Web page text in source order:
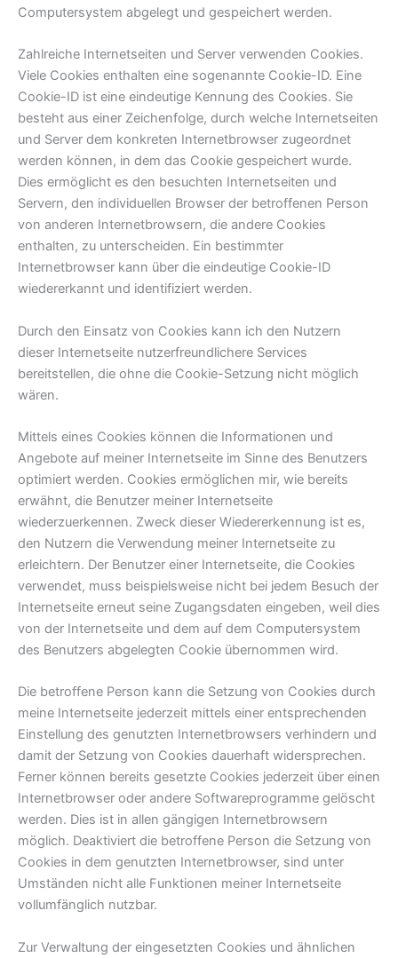
Computersystem abgelegt und gespeichert werden.
Zahlreiche Internetseiten und Server verwenden Cookies.
Viele Cookies enthalten eine sogenannte Cookie-ID. Eine
Cookie-ID ist eine eindeutige Kennung des Cookies. Sie
besteht aus einer Zeichenfolge, durch welche Internetseiten
und Server dem konkreten Internetbrowser zugeordnet
werden können, in dem das Cookie gespeichert wurde.
Dies ermöglicht es den besuchten Internetseiten und
Servern, den individuellen Browser der betroffenen Person
von anderen Internetbrowsern, die andere Cookies
enthalten, zu unterscheiden. Ein bestimmter
Internetbrowser kann über die eindeutige Cookie-ID
wiedererkannt und identifiziert werden.
Durch den Einsatz von Cookies kann ich den Nutzern
dieser Internetseite nutzerfreundlichere Services
bereitstellen, die ohne die Cookie-Setzung nicht möglich
wären.
Mittels eines Cookies können die Informationen und
Angebote auf meiner Internetseite im Sinne des Benutzers
optimiert werden. Cookies ermöglichen mir, wie bereits
erwähnt, die Benutzer meiner Internetseite
wiederzuerkennen. Zweck dieser Wiedererkennung ist es,
den Nutzern die Verwendung meiner Internetseite zu
erleichtern. Der Benutzer einer Internetseite, die Cookies
verwendet, muss beispielsweise nicht bei jedem Besuch der
Internetseite erneut seine Zugangsdaten eingeben, weil dies
von der Internetseite und dem auf dem Computersystem
des Benutzers abgelegten Cookie übernommen wird.
Die betroffene Person kann die Setzung von Cookies durch
meine Internetseite jederzeit mittels einer entsprechenden
Einstellung des genutzten Internetbrowsers verhindern und
damit der Setzung von Cookies dauerhaft widersprechen.
Ferner können bereits gesetzte Cookies jederzeit über einen
Internetbrowser oder andere Softwareprogramme gelöscht
werden. Dies ist in allen gängigen Internetbrowsern
möglich. Deaktiviert die betroffene Person die Setzung von
Cookies in dem genutzten Internetbrowser, sind unter
Umständen nicht alle Funktionen meiner Internetseite
vollumfänglich nutzbar.
Zur Verwaltung der eingesetzten Cookies und ähnlichen